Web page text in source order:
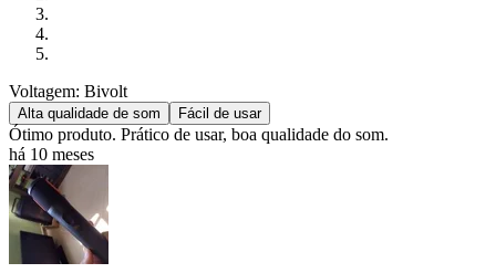
Voltagem: Bivolt
Alta qualidade de som Fácil de usar
Ótimo produto. Prático de usar, boa qualidade do som.
há 10 meses